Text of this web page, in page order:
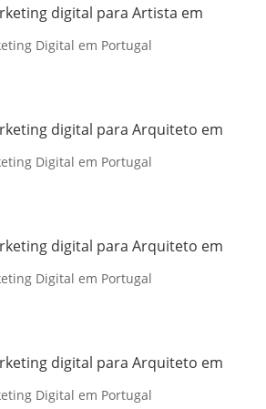
digital para Artista em
Digital em Portugal
digital para Arquiteto em
Digital em Portugal
digital para Arquiteto em
Digital em Portugal
digital para Arquiteto em
Digital em Portugal